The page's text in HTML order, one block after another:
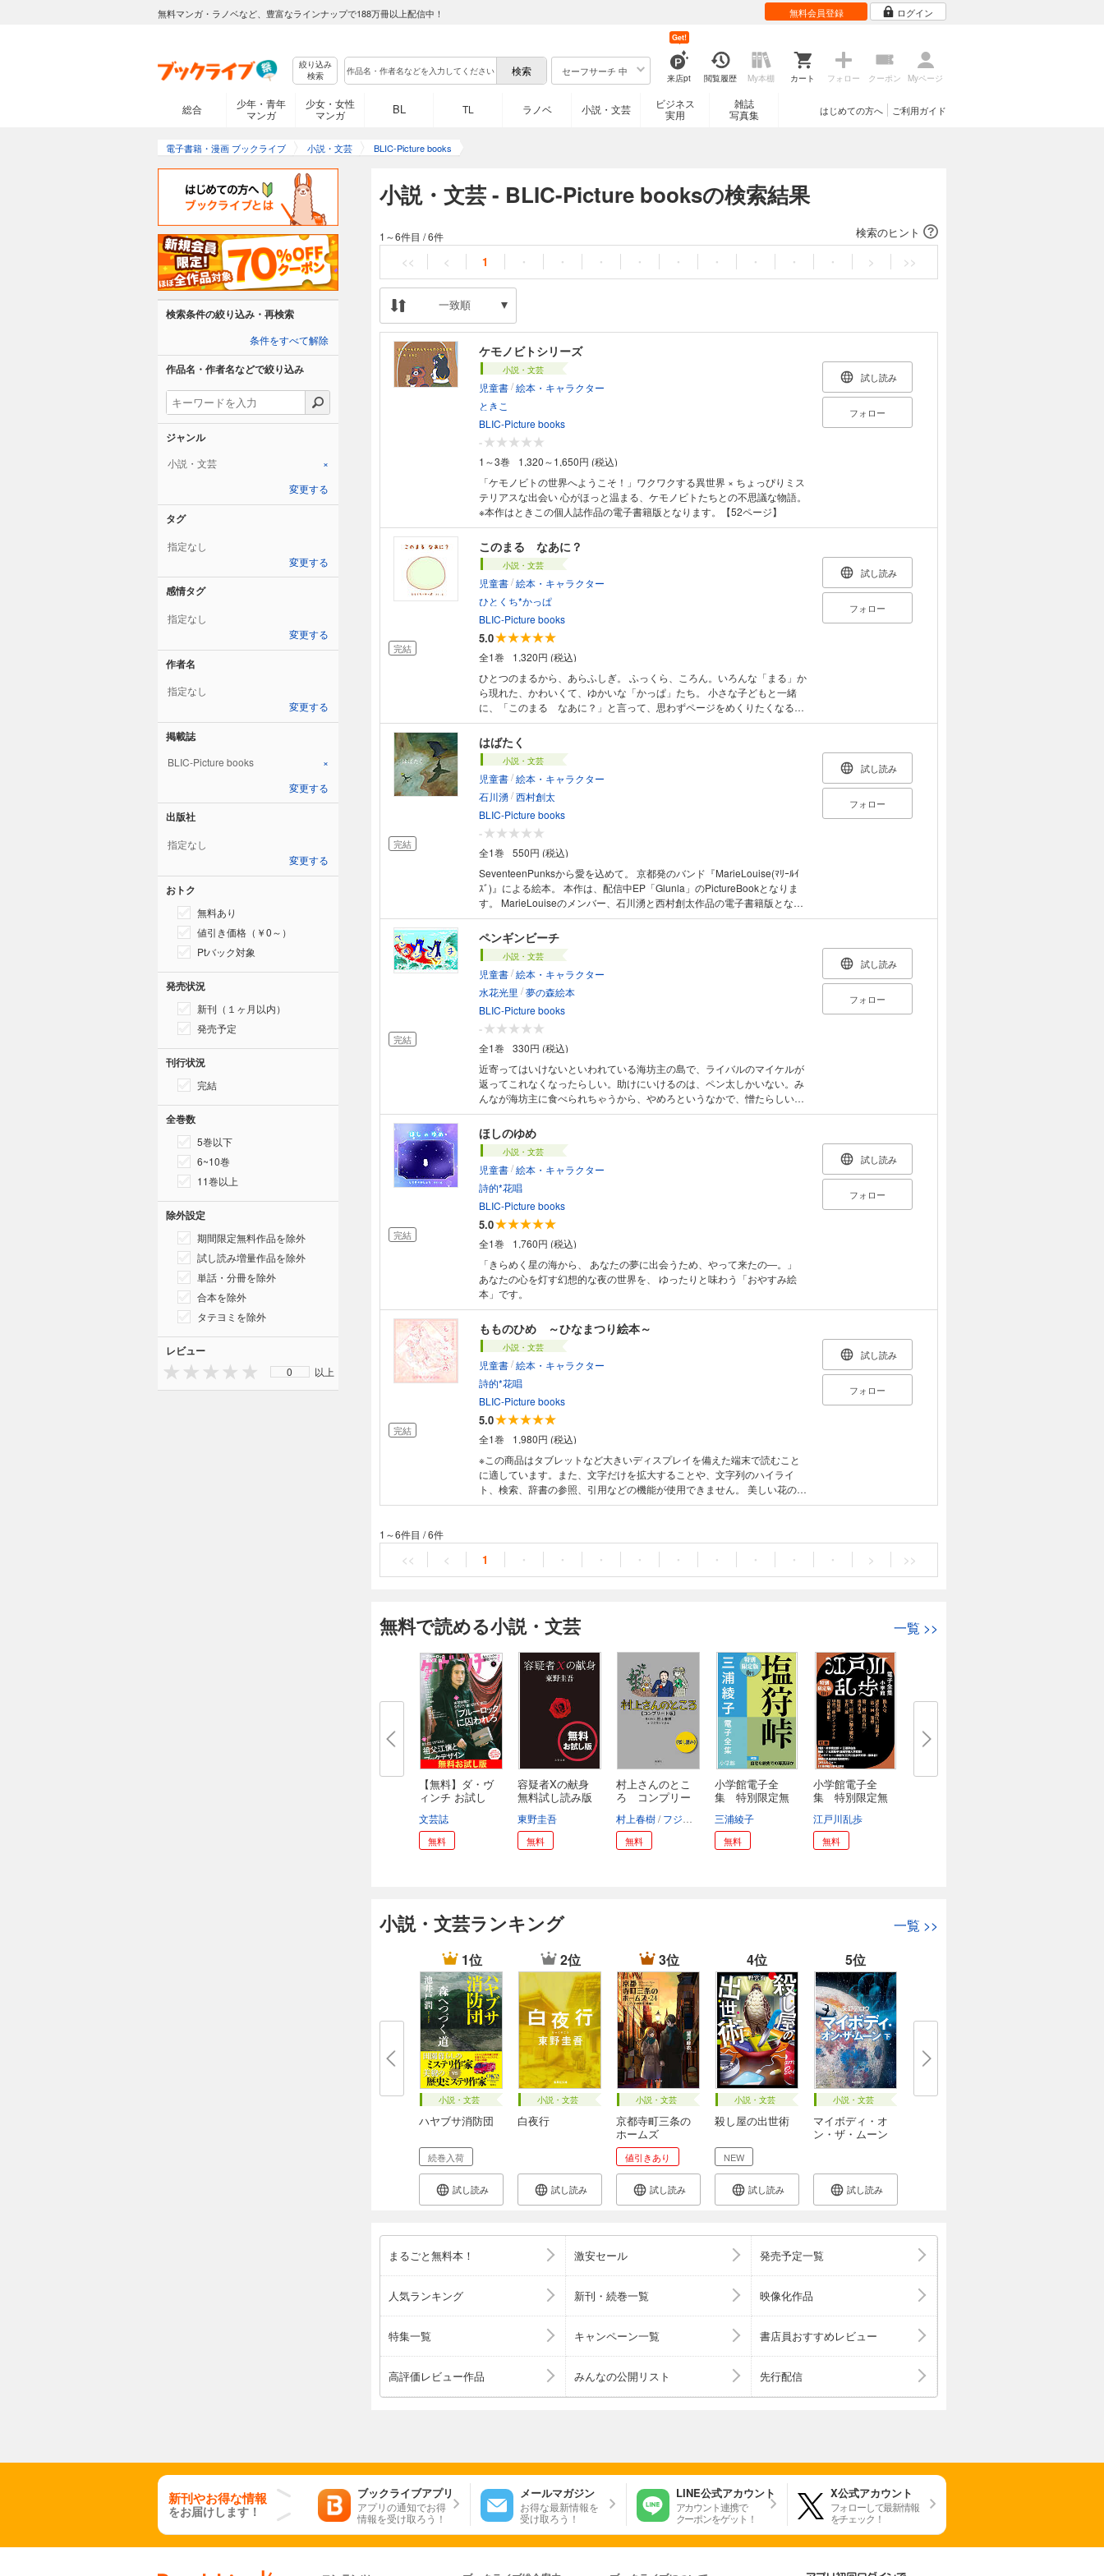
無料マンガ・ラノベなど、豊富なラインナップで188万冊以上配信中！ 無料会員登録 ログイン
絞り込み
検索
セーフサーチ 中
来店pt
Get!
閲覧履歴 My本棚 カート フォロー クーポン Myページ
総合
少年・青年
マンガ
少女・女性
マンガ
BL TL ラノベ 小説・文芸
ビジネス
実用
雑誌
写真集
ご利用ガイド
はじめての方へ
電子書籍・漫画 ブックライブ 小説・文芸 BLIC-Picture books
小説・文芸 - BLIC-Picture booksの検索結果
検索のヒント
1～6件目 /6件
<< < 1 ・ ・ ・ ・ ・ ・ ・ ・ ・ > >>
一致順
ケモノビトシリーズ
小説・文芸
児童書/絵本・キャラクター
ときこ
BLIC-Picture books
-
1～3巻
1,320～1,650円 (税込)
「ケモノビトの世界へようこそ！」ワクワクする異世界 × ちょっぴりミス
テリアスな出会い 心がほっと温まる、ケモノビトたちとの不思議な物語。
※本作はときこの個人誌作品の電子書籍版となります。【52ページ】
試し読み
フォロー
完結
このまる なあに？
小説・文芸
児童書/絵本・キャラクター
ひとくち*かっぱ
BLIC-Picture books
5.0
全1巻
1,320円 (税込)
ひとつのまるから、あらふしぎ。 ふっくら、ころん。いろんな「まる」か
ら現れた、かわいくて、ゆかいな「かっぱ」たち。 小さな子どもと一緒
に、「このまる なあに？」と言って、思わずページをめくりたくなる。
とってもかわいい赤ちゃん絵本です。 ※この商品はタブレットなど大きい
ディスプレイを備えた端末で読むことに適しています。また、文字だけを
拡大することや、文字列のハイライト、検索、辞書の参照、引用などの機
能が使用できません。
試し読み
フォロー
完結
はばたく
小説・文芸
児童書/絵本・キャラクター
石川湧/西村創太
BLIC-Picture books
-
全1巻
550円 (税込)
SeventeenPunksから愛を込めて。 京都発のバンド『MarieLouise(ﾏﾘｰﾙｲ
ｽﾞ)』による絵本。 本作は、配信中EP「Glunla」のPictureBookとなりま
す。 MarieLouiseのメンバー、石川湧と西村創太作品の電子書籍版となり
ます。
試し読み
フォロー
完結
ペンギンビーチ
小説・文芸
児童書/絵本・キャラクター
水花光里 /夢の森絵本
BLIC-Picture books
-
全1巻
330円 (税込)
近寄ってはいけないといわれている海坊主の島で、ライバルのマイケルが
返ってこれなくなったらしい。助けにいけるのは、ペン太しかいない。み
んなが海坊主に食べられちゃうから、やめろというなかで、憎たらしいラ
イバルでも、見捨てることができなかった、ペン太は、荒波の中に飛び込
んでいった。 ※本作は水花光里の個人誌作品の電子書籍版となります。
【78ページ】
試し読み
フォロー
完結
ほしのゆめ
小説・文芸
児童書/絵本・キャラクター
詩的*花唱
BLIC-Picture books
5.0
全1巻
1,760円 (税込)
「きらめく星の海から、 あなたの夢に出会うため、やって来たの―。」
あなたの心を灯す幻想的な夜の世界を、 ゆったりと味わう「おやすみ絵
本」です。
試し読み
フォロー
完結
もものひめ ～ひなまつり絵本～
小説・文芸
児童書/絵本・キャラクター
詩的*花唱
BLIC-Picture books
5.0
全1巻
1,980円 (税込)
※この商品はタブレットなど大きいディスプレイを備えた端末で読むこと
に適しています。また、文字だけを拡大することや、文字列のハイライ
ト、検索、辞書の参照、引用などの機能が使用できません。 美しい花のお
着物に、きらきらと輝くかんむり。 もものひめ「つきしろ」が桃の花のよ
美しい夢のひと時。 「変身」へのあこがれを、たっぷりと詰め込んだ、夢
見る子どもと大人のためのトキメキいっぱいの絵本です。
試し読み
フォロー
1～6件目 /6件
<< < 1 ・ ・ ・ ・ ・ ・ ・ ・ ・ > >>
無料で読める小説・文芸 一覧 >>
【無料】ダ・ヴ
ィンチ お試し
文芸誌
無料
容疑者Xの献身
無料試し読み版
東野圭吾
無料
村上さんのとこ
ろ コンプリー
村上春樹 フジモトマサル
無料
小学館電子全
集 特別限定無
三浦綾子
無料
小学館電子全
集 特別限定無
江戸川乱歩
無料
小説・文芸ランキング 一覧 >>
1位
小説・文芸
ハヤブサ消防団
続巻入荷
試し読み
2位
小説・文芸
白夜行
試し読み
3位
小説・文芸
京都寺町三条の
ホームズ
値引きあり
試し読み
4位
小説・文芸
殺し屋の出世術
NEW
試し読み
5位
小説・文芸
マイボディ・オ
ン・ザ・ムーン
試し読み
まるごと無料本！ 激安セール 発売予定一覧
人気ランキング 新刊・続巻一覧 映像化作品
特集一覧 キャンペーン一覧 書店員おすすめレビュー
高評価レビュー作品 みんなの公開リスト 先行配信
検索条件の絞り込み・再検索
条件をすべて解除
作品名・作者名などで絞り込み
ジャンル
小説・文芸 ×
変更する
タグ
指定なし
変更する
感情タグ
指定なし
変更する
作者名
指定なし
変更する
掲載誌
BLIC-Picture books ×
変更する
出版社
指定なし
変更する
おトク
無料あり
値引き価格（￥0～）
Ptバック対象
発売状況
新刊（１ヶ月以内）
発売予定
刊行状況
完結
全巻数
5巻以下
6~10巻
11巻以上
除外設定
期間限定無料作品を除外
試し読み増量作品を除外
単話・分冊を除外
合本を除外
タテヨミを除外
レビュー
0 以上
新刊やお得な情報
をお届けします！
ブックライブアプリ
アプリの通知でお得
情報を受け取ろう！
メールマガジン
お得な最新情報を
受け取ろう！
LINE公式アカウント
アカウント連携で
クーポンをゲット！
X公式アカウント
フォローして最新情報
をチェック！